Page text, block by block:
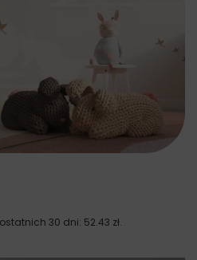
30 dni: 52.43 zł.